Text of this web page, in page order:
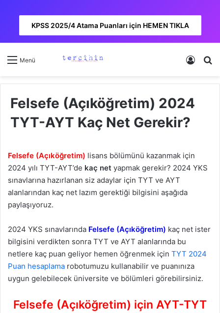
KPSS 2025/4 Atama Puanları için HEMEN TIKLA
Menü Kayıt
Felsefe (Açıköğretim) 2024
TYT-AYT Kaç Net Gerekir?
Felsefe (Açıköğretim) lisans bölümünü kazanmak için
2024 yılı TYT-AYT’de kaç net yapmak gerekir? 2024 YKS
sınavlarına hazırlanan siz adaylar için TYT ve AYT
alanlarından kaç net lazım gerektiği bilgisini aşağıda
paylaşıyoruz.
2024 YKS sınavlarında Felsefe (Açıköğretim) kaç net ister
bilgisini verdikten sonra TYT ve AYT alanlarında bu
netlere kaç puan geliyor hemen öğrenmek için TYT 2024
Puan hesaplama robotumuzu kullanabilir ve puanınıza
uygun gelebilecek üniversite ve bölümleri görebilirsiniz.
Felsefe (Açıköğretim) için AYT-TYT